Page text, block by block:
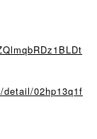
02hp13q1f